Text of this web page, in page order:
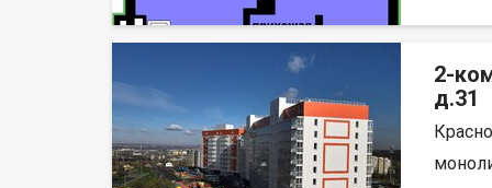
Саян.
лог» и
Енисей
2-
д.31